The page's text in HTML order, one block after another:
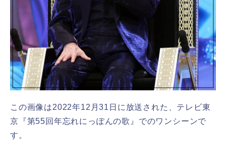
この画像は2022年12月31日に放送された、テレビ東
京『第55回年忘れにっぽんの歌』でのワンシーンで
す。